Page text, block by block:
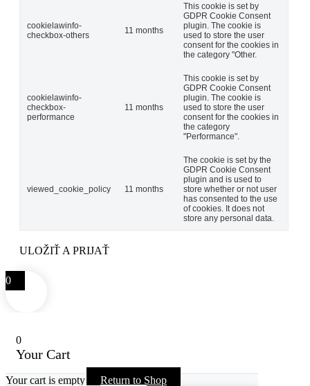
cookielawinfo-
checkbox-others
11 months
This cookie is set by
GDPR Cookie Consent
plugin. The cookie is
used to store the user
consent for the cookies in
the category "Other.
cookielawinfo-
checkbox-
performance
11 months
This cookie is set by
GDPR Cookie Consent
plugin. The cookie is
used to store the user
consent for the cookies in
the category
"Performance".
viewed_cookie_policy 11 months
The cookie is set by the
GDPR Cookie Consent
plugin and is used to
store whether or not user
has consented to the use
of cookies. It does not
store any personal data.
ULOŽIŤ A PRIJAŤ
0
0
Your Cart
Your cart is empty Return to Shop